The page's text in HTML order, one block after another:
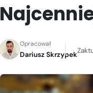
Opracował
Dariusz Skrzypek